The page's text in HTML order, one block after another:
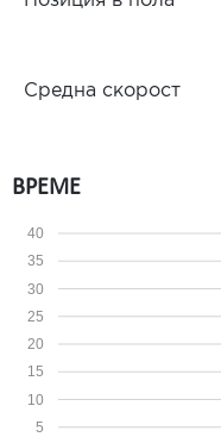
Средна скорост
ВРЕМЕ
5
10
15
20
25
30
35
40